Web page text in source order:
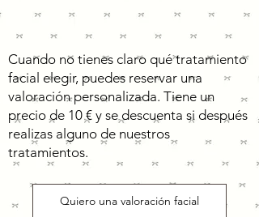
Cuando no tienes claro qué tratamiento
facial elegir, puedes reservar una
valoración personalizada. Tiene un
precio de 10 € y se descuenta si después
realizas alguno de nuestros
tratamientos.
Quiero una valoración facial